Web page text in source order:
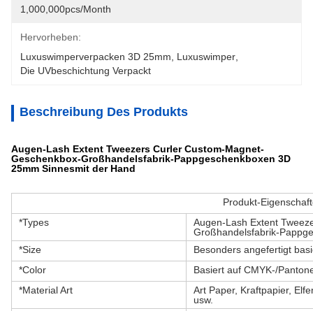
1,000,000pcs/month
Hervorheben:
Luxuswimperverpacken 3D 25mm
Luxuswimper
Die UVbeschichtung Verpackt
Beschreibung Des Produkts
Augen-Lash Extent Tweezers Curler Custom-Magnet-
Geschenkbox-Großhandelsfabrik-Pappgeschenkboxen 3D
25mm Sinnesmit der Hand
Produkt-
*Types
Augen-Lash Extent
Großhandelsfabrik-
*Size
Besonders angefertigt
*Color
Basiert auf CMYK-/
*Material Art
Art Paper, Kraftpapier,
usw.